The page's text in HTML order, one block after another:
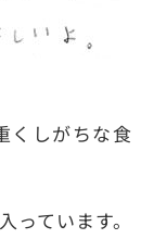
くしがちな食
っています。